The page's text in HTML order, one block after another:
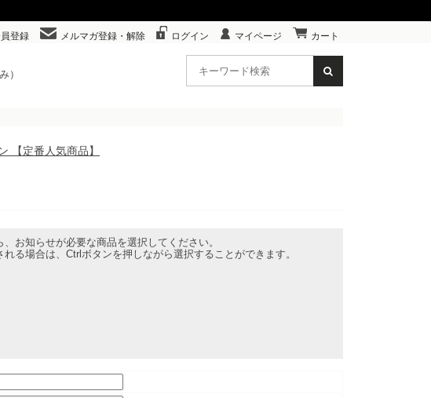
登録 メルマガ登録・解除 ログイン マイページ カート
）
【定番人気商品】
お知らせが必要な商品を選択してください。
る場合は、Ctrlボタンを押しながら選択することができます。